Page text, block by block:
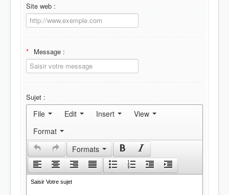
Site web :
Message :
Sujet :
File Edit Insert
View
Format
Formats